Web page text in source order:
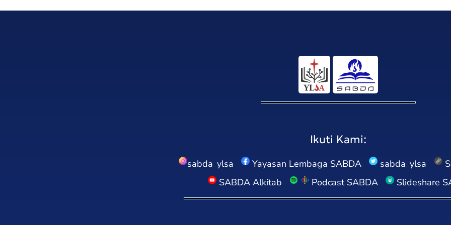
Ikuti Kami:
sabda_ylsa Yayasan Lembaga SABDA sabda_ylsa
SABDA Alkitab
Podcast SABDA Slideshare